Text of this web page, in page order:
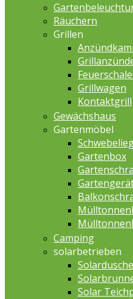
Räuchern
Grillen
Grillwagen
Kontaktgrill
Gewächshaus
Gartenmöbel
Gartenbox
Camping
solarbetrieben
Solardusche
Solar